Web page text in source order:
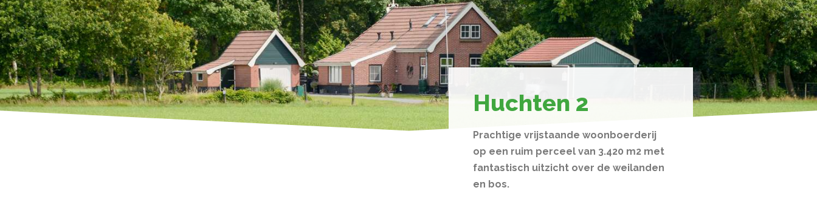
Huchten 2
Prachtige vrijstaande woonboerderij
op een ruim perceel van 3.420 m2 met
fantastisch uitzicht over de weilanden
en bos.